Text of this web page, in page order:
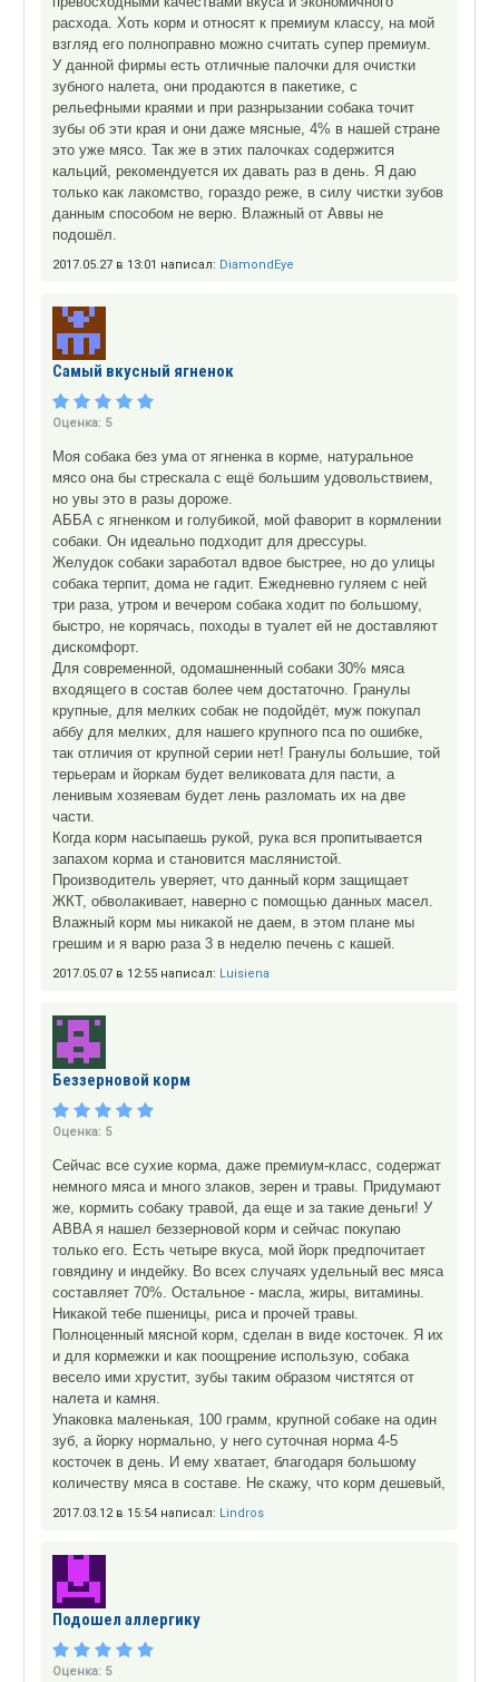
расхода. Хоть корм и относят к премиум классу, на мой
взгляд его полноправно можно считать супер премиум.
У данной фирмы есть отличные палочки для очистки
зубного налета, они продаются в пакетике, с
рельефными краями и при разнрызании собака точит
зубы об эти края и они даже мясные, 4% в нашей стране
это уже мясо. Так же в этих палочках содержится
кальций, рекомендуется их давать раз в день. Я даю
только как лакомство, гораздо реже, в силу чистки зубов
данным способом не верю. Влажный от Аввы не
подошёл.
2017.05.27 в 13:01 написал: DiamondEye
Самый вкусный ягненок
Оценка: 5
Моя собака без ума от ягненка в корме, натуральное
мясо она бы стрескала с ещё большим удовольствием,
но увы это в разы дороже.
АББА с ягненком и голубикой, мой фаворит в кормлении
собаки. Он идеально подходит для дрессуры.
Желудок собаки заработал вдвое быстрее, но до улицы
собака терпит, дома не гадит. Ежедневно гуляем с ней
три раза, утром и вечером собака ходит по большому,
быстро, не корячась, походы в туалет ей не доставляют
дискомфорт.
Для современной, одомашненный собаки 30% мяса
входящего в состав более чем достаточно. Гранулы
крупные, для мелких собак не подойдёт, муж покупал
аббу для мелких, для нашего крупного пса по ошибке,
так отличия от крупной серии нет! Гранулы большие, той
терьерам и йоркам будет великовата для пасти, а
ленивым хозяевам будет лень разломать их на две
части.
Когда корм насыпаешь рукой, рука вся пропитывается
запахом корма и становится маслянистой.
Производитель уверяет, что данный корм защищает
ЖКТ, обволакивает, наверно с помощью данных масел.
Влажный корм мы никакой не даем, в этом плане мы
грешим и я варю раза 3 в неделю печень с кашей.
2017.05.07 в 12:55 написал: Luisiena
Беззерновой корм
Оценка: 5
Сейчас все сухие корма, даже премиум-класс, содержат
немного мяса и много злаков, зерен и травы. Придумают
же, кормить собаку травой, да еще и за такие деньги! У
ABBA я нашел беззерновой корм и сейчас покупаю
только его. Есть четыре вкуса, мой йорк предпочитает
говядину и индейку. Во всех случаях удельный вес мяса
составляет 70%. Остальное - масла, жиры, витамины.
Никакой тебе пшеницы, риса и прочей травы.
Полноценный мясной корм, сделан в виде косточек. Я их
и для кормежки и как поощрение использую, собака
весело ими хрустит, зубы таким образом чистятся от
налета и камня.
Упаковка маленькая, 100 грамм, крупной собаке на один
зуб, а йорку нормально, у него суточная норма 4-5
косточек в день. И ему хватает, благодаря большому
количеству мяса в составе. Не скажу, что корм дешевый,
2017.03.12 в 15:54 написал: Lindros
Подошел аллергику
Оценка: 5